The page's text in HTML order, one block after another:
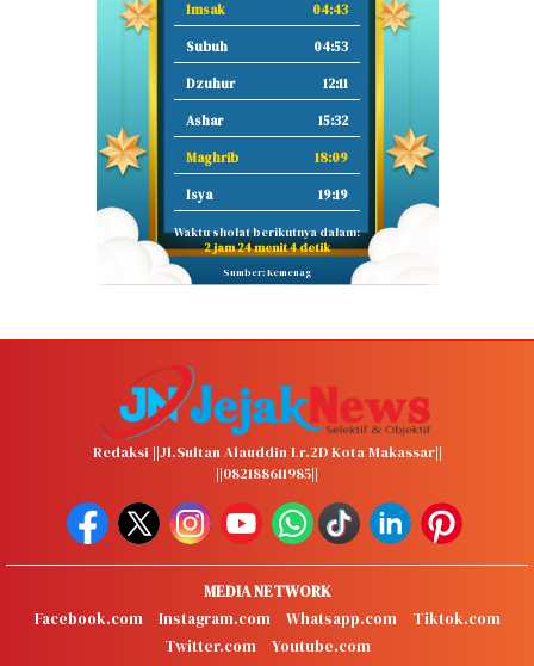
Imsak 04:43
Subuh 04:53
Dzuhur 12:11
Ashar 15:32
Maghrib 18:09
Isya 19:19
Waktu sholat berikutnya dalam:
2 jam 24 menit 3 detik
Sumber: Kemenag
Redaksi ||Jl.Sultan Alauddin Lr.2D Kota Makassar||
||082188611985||
MEDIA NETWORK
Facebook.com
Instagram.com Whatsapp.com
Tiktok.com
Twitter.com
Youtube.com